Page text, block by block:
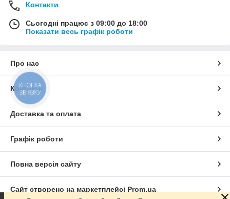
Контакти
Сьогодні працює з 09:00 до 18:00
Показати весь графік роботи
Про нас
Контакти
Доставка та оплата
Графік роботи
Повна версія сайту
Сайт створено на маркетплейсі Prom.ua
КНОПКА
ЗВ'ЯЗКУ